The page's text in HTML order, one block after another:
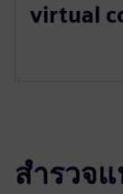
virtual
สำรวจ